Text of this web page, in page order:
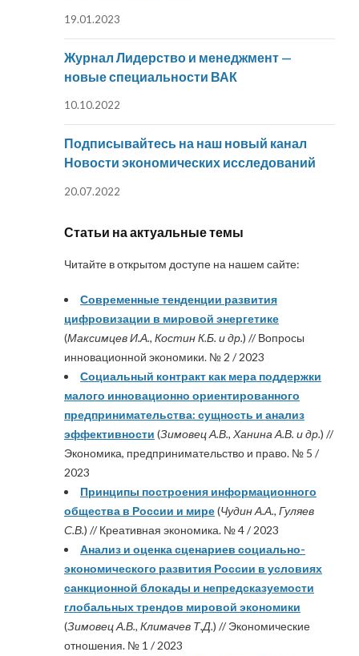
19.01.2023
Журнал Лидерство и менеджмент —
новые специальности ВАК
10.10.2022
Подписывайтесь на наш новый канал
Новости экономических исследований
20.07.2022
Статьи на актуальные темы
Читайте в открытом доступе на нашем сайте:
Современные тенденции развития
цифровизации в мировой энергетике
(Максимцев И.А., Костин К.Б. и др.) // Вопросы
инновационной экономики. № 2 / 2023
Социальный контракт как мера поддержки
малого инновационно ориентированного
предпринимательства: сущность и анализ
эффективности (Зимовец А.В., Ханина А.В. и др.) //
Экономика, предпринимательство и право. № 5 /
2023
Принципы построения информационного
общества в России и мире(Чудин А.А., Гуляев
С.В.) // Креативная экономика. № 4 / 2023
Анализ и оценка сценариев социально-
экономического развития России в условиях
санкционной блокады и непредсказуемости
глобальных трендов мировой экономики
(Зимовец А.В., Климачев Т.Д.) // Экономические
отношения. № 1 / 2023